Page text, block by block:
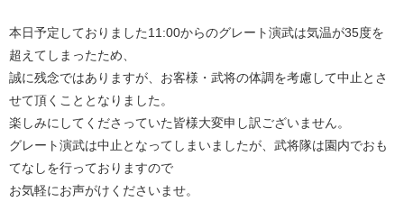
本日予定しておりました11:00からのグレート演武は気温が35度を
超えてしまったため、
誠に残念ではありますが、お客様・武将の体調を考慮して中止とさ
せて頂くこととなりました。
楽しみにしてくださっていた皆様大変申し訳ございません。
グレート演武は中止となってしまいましたが、武将隊は園内でおも
てなしを行っておりますので
お気軽にお声がけくださいませ。